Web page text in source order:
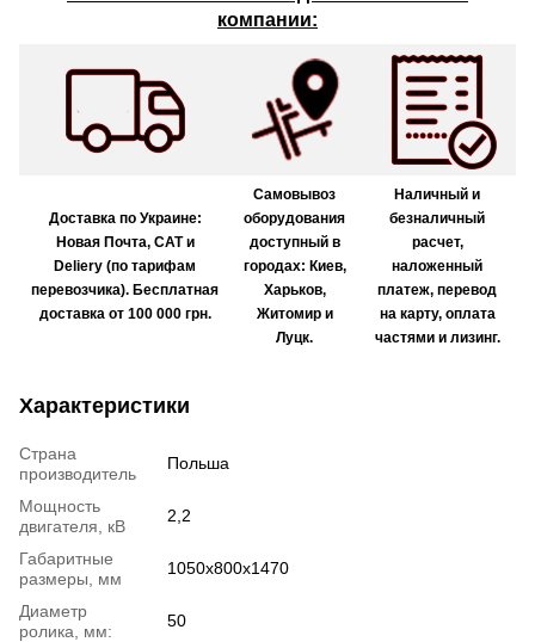
компании:
Доставка по Украине:
Новая Почта, САТ и
Deliery (по тарифам
перевозчика). Бесплатная
доставка от 100 000 грн.
Самовывоз
оборудования
доступный в
городах: Киев,
Харьков,
Житомир и
Луцк.
Наличный и
безналичный
расчет,
наложенный
платеж, перевод
на карту, оплата
частями и лизинг.
Характеристики
Страна
производитель
Польша
Мощность
двигателя, кВ
2,2
Габаритные
размеры, мм
1050x800x1470
Диаметр
ролика, мм:
50